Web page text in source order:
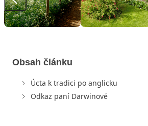
Obsah článku
Úcta k tradici po anglicku
Odkaz paní Darwinové